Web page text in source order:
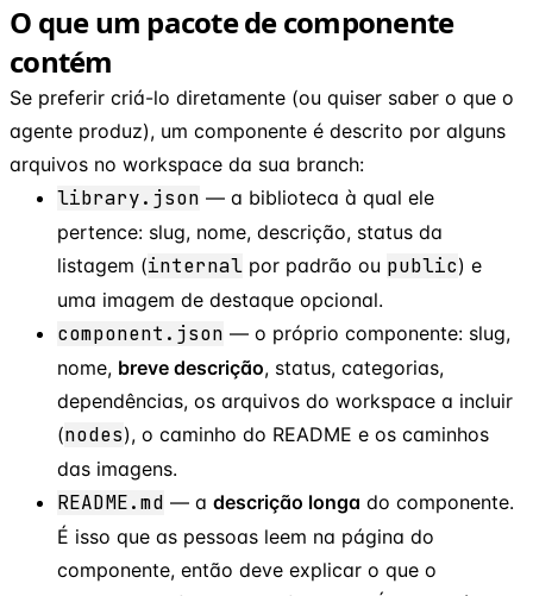
O que um pacote de componente
contém
Se preferir criá-lo diretamente (ou quiser saber o que o
agente produz), um componente é descrito por alguns
arquivos no workspace da sua branch:
library.json — a biblioteca à qual ele
pertence: slug, nome, descrição, status da
listagem (internal por padrão ou public) e
uma imagem de destaque opcional.
component.json — o próprio componente: slug,
nome, breve descrição, status, categorias,
dependências, os arquivos do workspace a incluir
(nodes), o caminho do README e os caminhos
das imagens.
README.md — a descrição longa do componente.
É isso que as pessoas leem na página do
componente, então deve explicar o que o